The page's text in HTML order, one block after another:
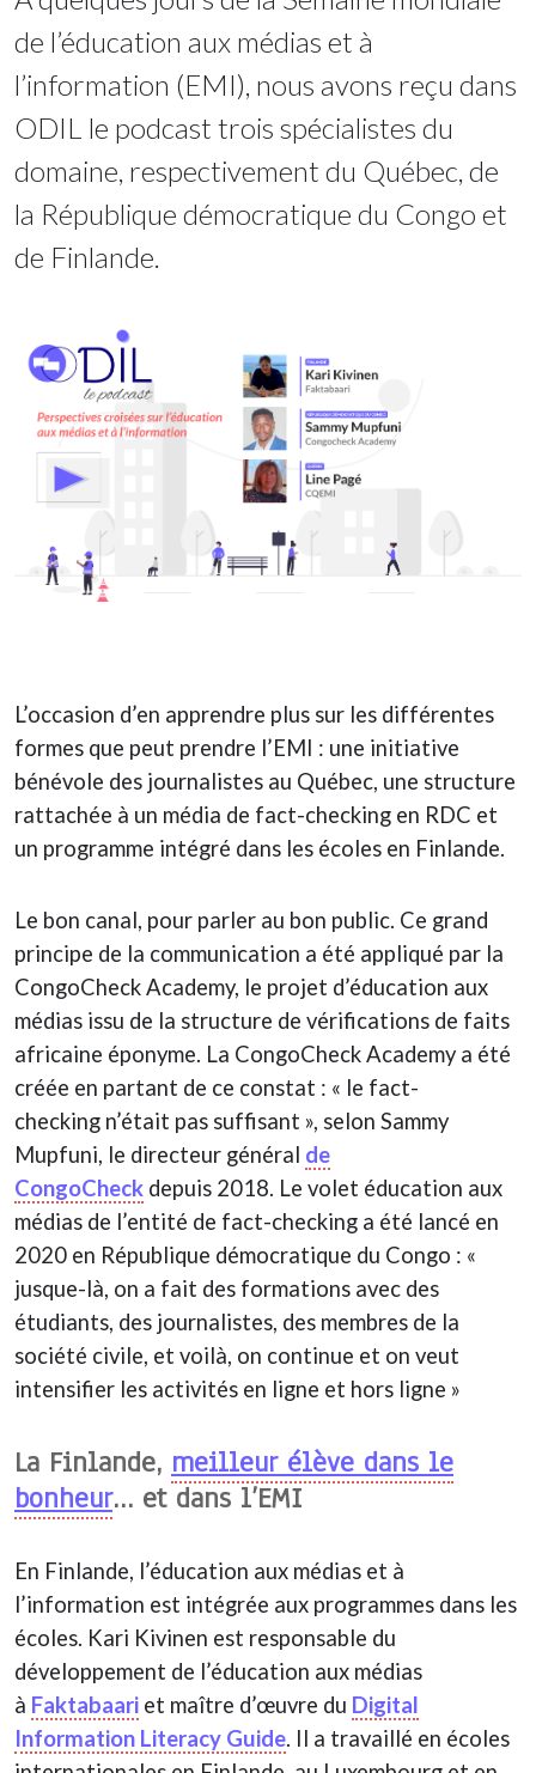
de l’éducation aux médias et à
l’information (EMI), nous avons reçu dans
ODIL le podcast trois spécialistes du
domaine, respectivement du Québec, de
la République démocratique du Congo et
de Finlande.
L’occasion d’en apprendre plus sur les différentes
formes que peut prendre l’EMI : une initiative
bénévole des journalistes au Québec, une structure
rattachée à un média de fact-checking en RDC et
un programme intégré dans les écoles en Finlande.
Le bon canal, pour parler au bon public. Ce grand
principe de la communication a été appliqué par la
CongoCheck Academy, le projet d’éducation aux
médias issu de la structure de vérifications de faits
africaine éponyme. La CongoCheck Academy a été
créée en partant de ce constat : « le fact-
checking n’était pas suffisant », selon Sammy
Mupfuni, le directeur général de
CongoCheck depuis 2018. Le volet éducation aux
médias de l’entité de fact-checking a été lancé en
2020 en République démocratique du Congo : «
jusque-là, on a fait des formations avec des
étudiants, des journalistes, des membres de la
société civile, et voilà, on continue et on veut
intensifier les activités en ligne et hors ligne »
La Finlande, meilleur élève dans le
bonheur… et dans l’EMI
En Finlande, l’éducation aux médias et à
l’information est intégrée aux programmes dans les
écoles. Kari Kivinen est responsable du
développement de l’éducation aux médias
à Faktabaari et maître d’œuvre du Digital
Information Literacy Guide. Il a travaillé en écoles